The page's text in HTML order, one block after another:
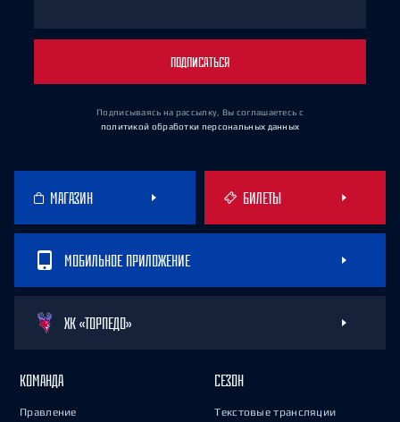
ПОДПИСАТЬСЯ
Подписываясь на рассылку, Вы соглашаетесь с
политикой обработки персональных данных
МАГАЗИН БИЛЕТЫ
МОБИЛЬНОЕ ПРИЛОЖЕНИЕ
ХК «ТОРПЕДО»
КОМАНДА
Правление
СЕЗОН
Текстовые трансляции